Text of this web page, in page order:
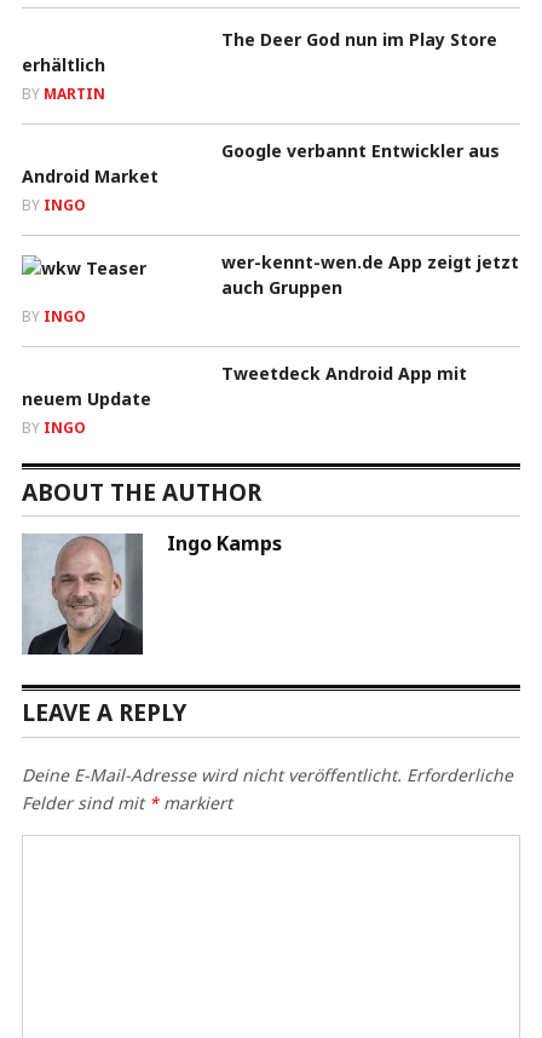
The Deer God nun im Play Store
erhältlich
BY MARTIN
Google verbannt Entwickler aus
Android Market
BY INGO
wer-kennt-wen.de App zeigt jetzt
auch Gruppen
BY INGO
Tweetdeck Android App mit
neuem Update
BY INGO
ABOUT THE AUTHOR
Ingo Kamps
LEAVE A REPLY
Deine E-Mail-Adresse wird nicht veröffentlicht. Erforderliche
Felder sind mit *markiert